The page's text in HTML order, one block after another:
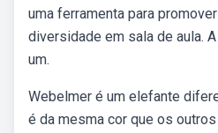
uma ferramenta para
diversidade em sala de aula.
um.
Webelmer é um elefante
é da mesma cor que os